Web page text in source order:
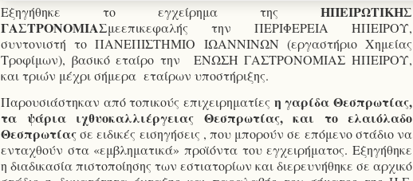
Εξηγήθηκε το εγχείρημα της ΗΠΕΙΡΩΤΙΚΗΣ
ΓΑΣΤΡΟΝΟΜΙΑΣμεεπικεφαλής την ΠΕΡΙΦΕΡΕΙΑ ΗΠΕΙΡΟΥ,
συντονιστή το ΠΑΝΕΠΙΣΤΗΜΙΟ ΙΩΑΝΝΙΝΩΝ (εργαστήριο Χημείας
Τροφίμων), βασικό εταίρο την
ΕΝΩΣΗ ΓΑΣΤΡΟΝΟΜΙΑΣ ΗΠΕΙΡΟΥ,
και τριών μέχρι σήμερα εταίρων υποστήριξης.
Παρουσιάστηκαν από τοπικούς επιχειρηματίες η γαρίδα Θεσπρωτίας,
τα ψάρια ιχθυοκαλλιέργειας Θεσπρωτίας, και το ελαιόλαδο
Θεσπρωτίαςσε ειδικές εισηγήσεις , που μπορούν σε επόμενο στάδιο να
ενταχθούν στα «εμβληματικά» προϊόντα του εγχειρήματος. Εξηγήθηκε
η διαδικασία πιστοποίησης των εστιατορίων και διερευνήθηκε σε αρχικό